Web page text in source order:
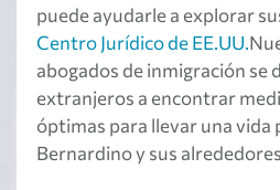
puede ayudarle a explorar
Centro Jurídico de EE.UU.
abogados de inmigración se
extranjeros a encontrar
óptimas para llevar una vida
Bernardino y sus